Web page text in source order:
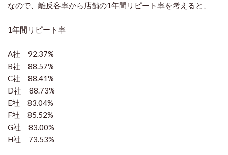
なので、離反客率から店舗の1年間リピート率を考えると、
1年間リピート率
A社 92.37%
B社 88.57%
C社 88.41%
D社 88.73%
E社 83.04%
F社 85.52%
G社 83.00%
H社 73.53%